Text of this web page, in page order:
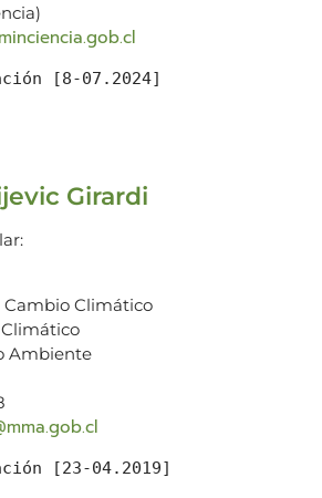
[8-07.2024]
Girardi
Climático
Ambiente
[23-04.2019]